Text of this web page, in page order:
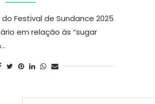
Festival de Sundance 2025
em relação às “sugar